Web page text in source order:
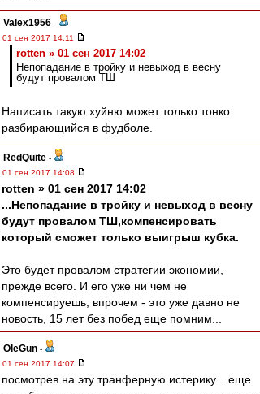
Valex1956 -
01 сен 2017 14:11
rotten » 01 сен 2017 14:02
Непопадание в тройку и невыход в весну
будут провалом ТШ
Написать такую хуйню может только тонко
разбирающийся в фудболе.
RedQuite -
01 сен 2017 14:08
rotten » 01 сен 2017 14:02
...Непопадание в тройку и невыход в весну
будут провалом ТШ,компенсировать
который сможет только выигрыш кубка.
Это будет провалом стратегии экономии,
прежде всего. И его уже ни чем не
компенсируешь, впрочем - это уже давно не
новость, 15 лет без побед еще помним...
OleGun -
01 сен 2017 14:07
посмотрев на эту транферную истерику... еще